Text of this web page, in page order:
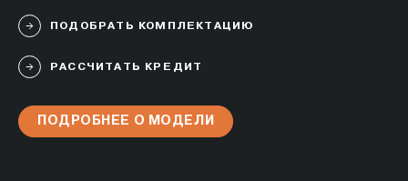
ПОДОБРАТЬ КОМПЛЕКТАЦИЮ
РАССЧИТАТЬ КРЕДИТ
ПОДРОБНЕЕ О МОДЕЛИ